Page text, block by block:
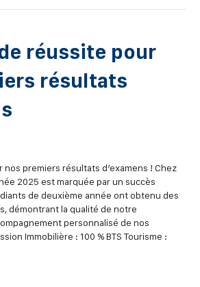
réussite pour
résultats
nos premiers résultats d’examens ! Chez
2025 est marquée par un succès
de deuxième année ont obtenu des
démontrant la qualité de notre
personnalisé de nos
Immobilière : 100 % BTS Tourisme :